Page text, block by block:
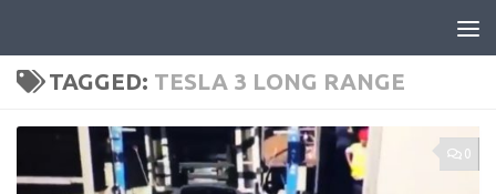
TAGGED: TESLA 3 LONG RANGE
0